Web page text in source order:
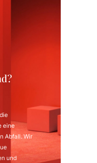
eine
Abfall. Wir
und